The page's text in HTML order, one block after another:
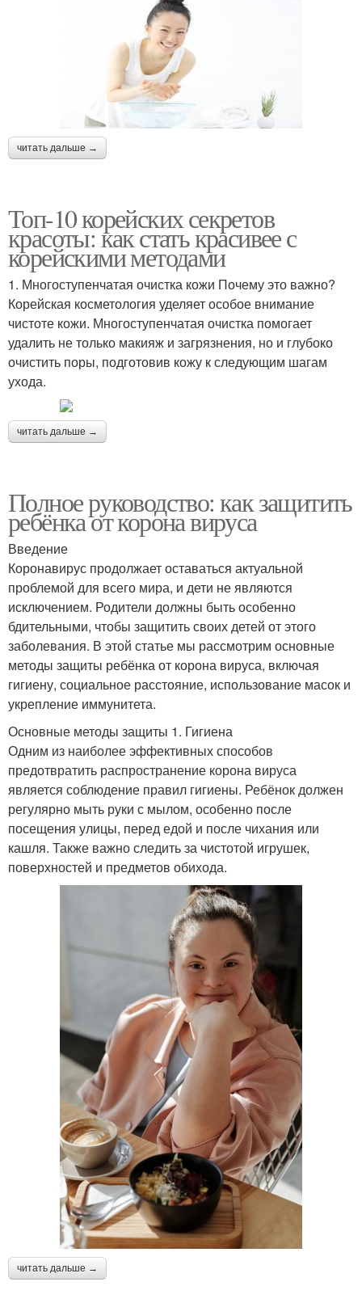
читать дальше →
Топ-10 корейских секретов
красоты: как стать красивее с
корейскими методами
1. Многоступенчатая очистка кожи Почему это важно?
Корейская косметология уделяет особое внимание
чистоте кожи. Многоступенчатая очистка помогает
удалить не только макияж и загрязнения, но и глубоко
очистить поры, подготовив кожу к следующим шагам
ухода.
читать дальше →
Полное руководство: как защитить
ребёнка от корона вируса
Введение
Коронавирус продолжает оставаться актуальной
проблемой для всего мира, и дети не являются
исключением. Родители должны быть особенно
бдительными, чтобы защитить своих детей от этого
заболевания. В этой статье мы рассмотрим основные
методы защиты ребёнка от корона вируса, включая
гигиену, социальное расстояние, использование масок и
укрепление иммунитета.
Основные методы защиты 1. Гигиена
Одним из наиболее эффективных способов
предотвратить распространение корона вируса
является соблюдение правил гигиены. Ребёнок должен
регулярно мыть руки с мылом, особенно после
посещения улицы, перед едой и после чихания или
кашля. Также важно следить за чистотой игрушек,
поверхностей и предметов обихода.
читать дальше →